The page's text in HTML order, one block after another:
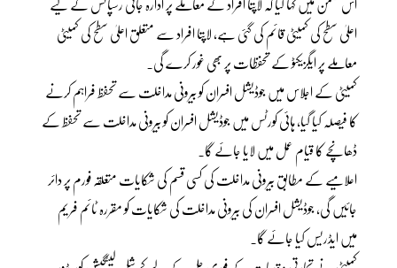
اعلیٰ سطح کی کمیٹی قائم کی گئی ہے، لاپتا افراد سے متعلق اعلیٰ سطح کی کمیٹی
معاملے پر ایگزیکٹو کے تحفظات پر بھی غور کرے گی۔
کمیٹی کے اجلاس میں جوڈیشل افسران کو بیرونی مداخلت سے تحفظ فراہم کرنے
کا فیصلہ کیا گیا، ہائی کورٹس میں جوڈیشل افسران کو بیرونی مداخلت سے تحفظ کے
ڈھانچے کا قیام عمل میں لایا جائے گا۔
اعلامیے کے مطابق بیرونی مداخلت کی کسی قسم کی شکایات متعلقہ فورم پر دائر
جائیں گی، جوڈیشل افسران کی بیرونی مداخلت کی شکایات کو مقررہ ٹائم فریم
میں ایڈریس کیا جائے گا۔